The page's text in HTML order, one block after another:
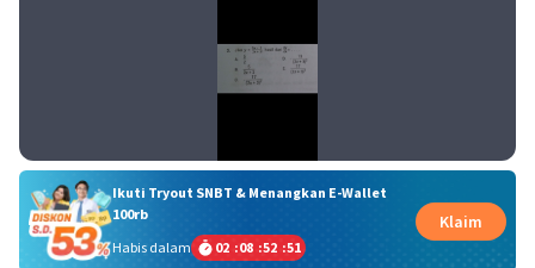
Ikuti Tryout SNBT & Menangkan E-Wallet
100rb
Habis dalam
02 :08 :52 :50
Klaim